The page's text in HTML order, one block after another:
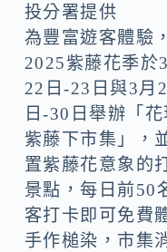
投分署提供
為豐富遊客體驗，
2025紫藤花季於
22日-23日與3月
日-30日舉辦「花
紫藤下市集」，
置紫藤花意象的
景點，每日前50
客打卡即可免費
手作槌染，市集